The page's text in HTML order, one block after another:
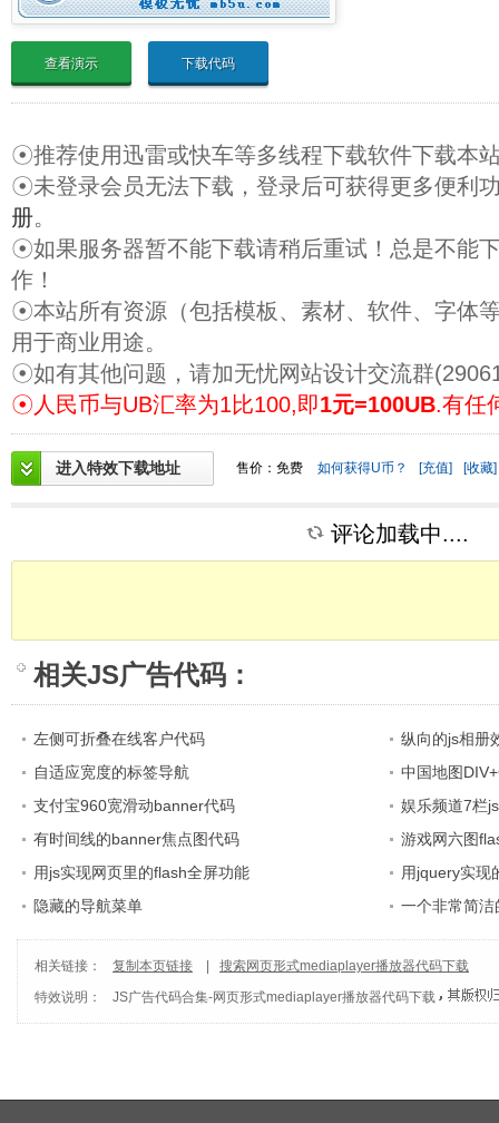
查看演示 下载代码
☉推荐使用迅雷或快车等多线程下载软件下载本
☉未登录会员无法下载，登录后可获得更多便利
册。
☉如果服务器暂不能下载请稍后重试！总是不能
作！
☉本站所有资源（包括模板、素材、软件、字体
用于商业用途。
☉如有其他问题，请加无忧网站设计交流群
☉人民币与UB汇率为1比100,即1元=100UB.有任
进入特效下载地址 售价：免费 如何获得U币？ [充值] [收藏]
评论加载中....
相关JS广告代码 ：
左侧可折叠在线客户代码
纵向的js相册
自适应宽度的标签导航
中国地图
支付宝960宽滑动banner代码
娱乐频道7栏
有时间线的banner焦点图代码
游戏网六图
用js实现网页里的flash全屏功能
用jquery实现
隐藏的导航菜单
一个非常简
相关链接： 复制本页链接
搜索网页形式mediaplayer播放器代码下载
特效说明：
JS广告代码合集-网页形式mediaplayer播放器代码下载